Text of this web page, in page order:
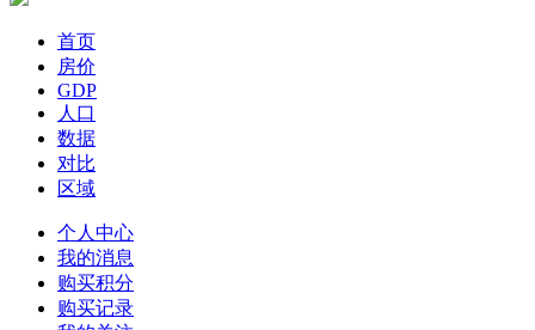
首页
房价
GDP
人口
数据
对比
区域
个人中心
我的消息
购买积分
购买记录